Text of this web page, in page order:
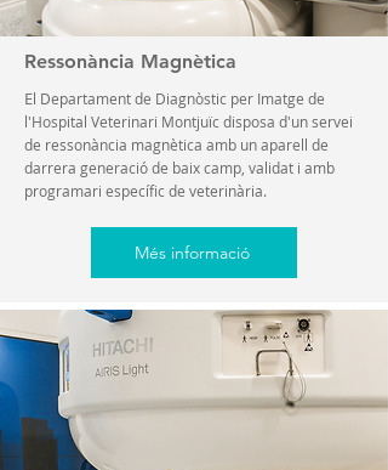
Ressonància Magnètica
El Departament de Diagnòstic per Imatge de
l'Hospital Veterinari Montjuïc disposa d'un servei
de ressonància magnètica amb un aparell de
darrera generació de baix camp, validat i amb
programari específic de veterinària.
Més informació